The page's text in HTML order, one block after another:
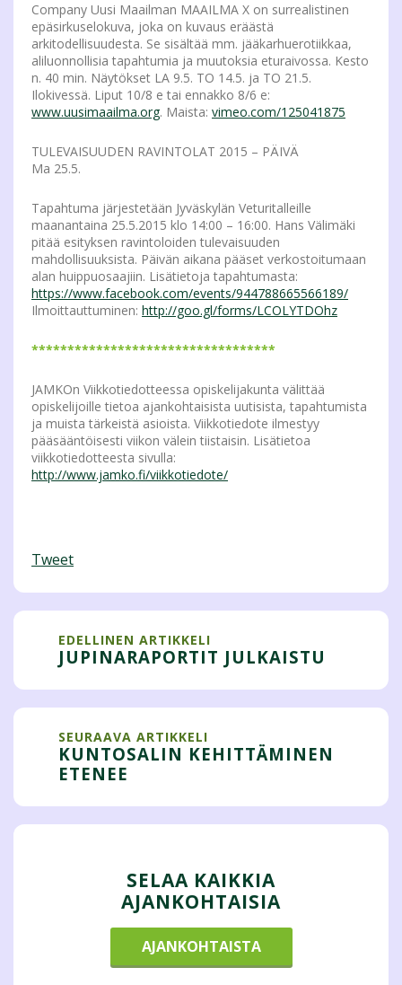
Company Uusi Maailman MAAILMA X on surrealistinen
epäsirkuselokuva, joka on kuvaus eräästä
arkitodellisuudesta. Se sisältää mm. jääkarhuerotiikkaa,
aliluonnollisia tapahtumia ja muutoksia eturaivossa. Kesto
n. 40 min. Näytökset LA 9.5. TO 14.5. ja TO 21.5.
Ilokivessä. Liput 10/8 e tai ennakko 8/6 e:
www.uusimaailma.org. Maista: vimeo.com/125041875
TULEVAISUUDEN RAVINTOLAT 2015 – PÄIVÄ
Ma 25.5.
Tapahtuma järjestetään Jyväskylän Veturitalleille
maanantaina 25.5.2015 klo 14:00 – 16:00. Hans Välimäki
pitää esityksen ravintoloiden tulevaisuuden
mahdollisuuksista. Päivän aikana pääset verkostoitumaan
alan huippuosaajiin. Lisätietoja tapahtumasta:
https://www.facebook.com/events/944788665566189/
Ilmoittauttuminen: http://goo.gl/forms/LCOLYTDOhz
**********************************
JAMKOn Viikkotiedotteessa opiskelijakunta välittää
opiskelijoille tietoa ajankohtaisista uutisista, tapahtumista
ja muista tärkeistä asioista. Viikkotiedote ilmestyy
pääsääntöisesti viikon välein tiistaisin. Lisätietoa
viikkotiedotteesta sivulla:
http://www.jamko.fi/viikkotiedote/
Tweet
EDELLINEN ARTIKKELI
JUPINARAPORTIT JULKAISTU
SEURAAVA ARTIKKELI
KUNTOSALIN KEHITTÄMINEN
ETENEE
SELAA KAIKKIA
AJANKOHTAISIA
AJANKOHTAISTA